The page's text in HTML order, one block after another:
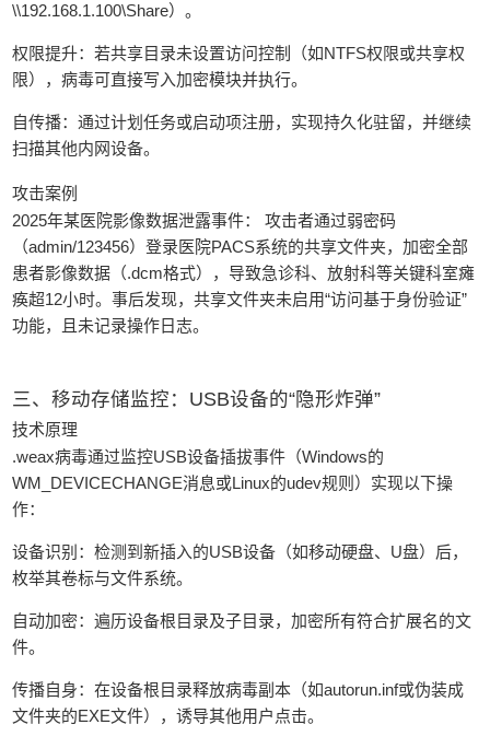
\\192.168.1.100\Share）。
权限提升：若共享目录未设置访问控制（如NTFS权限或共享权
限），病毒可直接写入加密模块并执行。
自传播：通过计划任务或启动项注册，实现持久化驻留，并继续
扫描其他内网设备。
攻击案例
2025年某医院影像数据泄露事件： 攻击者通过弱密码
（admin/123456）登录医院PACS系统的共享文件夹，加密全部
患者影像数据（.dcm格式），导致急诊科、放射科等关键科室瘫
痪超12小时。事后发现，共享文件夹未启用“访问基于身份验证”
功能，且未记录操作日志。
三、移动存储监控：USB设备的“隐形炸弹”
技术原理
.weax病毒通过监控USB设备插拔事件（Windows的
WM_DEVICECHANGE消息或Linux的udev规则）实现以下操
作：
设备识别：检测到新插入的USB设备（如移动硬盘、U盘）后，
枚举其卷标与文件系统。
自动加密：遍历设备根目录及子目录，加密所有符合扩展名的文
件。
传播自身：在设备根目录释放病毒副本（如autorun.inf或伪装成
文件夹的EXE文件），诱导其他用户点击。